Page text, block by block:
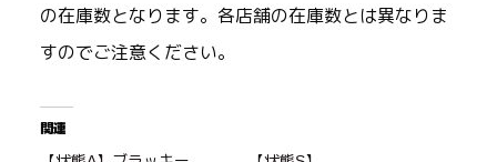
の在庫数となります。各店舗の在庫数とは異なりま
すのでご注意ください。
関連